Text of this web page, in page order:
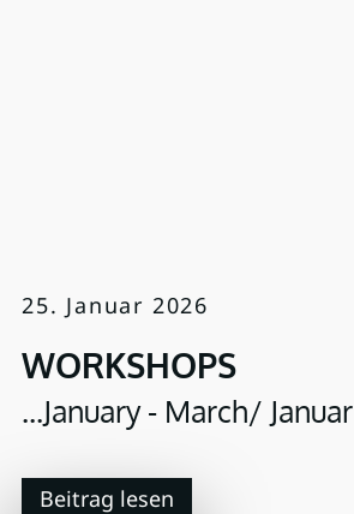
25. Januar 2026
WORKSHOPS
...January - March/
Beitrag lesen